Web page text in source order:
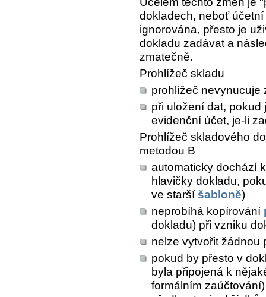
dokladech, neboť
ignorována, přesto je
dokladu zadávat a
zmatečně.
Prohlížeč skladu
prohlížeč nevynucuje
při uložení dat,
evidenční účet, je-li
Prohlížeč skladového
metodou B
automaticky dochází
hlavičky dokladu,
ve starší šabloně)
neprobíhá kopírování
dokladu) při vzniku
nelze vytvořit žádnou
pokud by přesto v
byla připojená k
formálním